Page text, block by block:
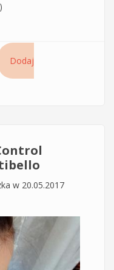
grzywka – In Flashy
Dodaj
w 20.05.2017